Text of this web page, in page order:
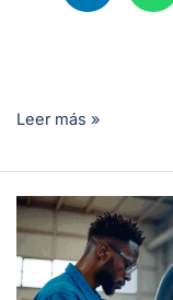
Leer más »
Cómo
aprovechar
la